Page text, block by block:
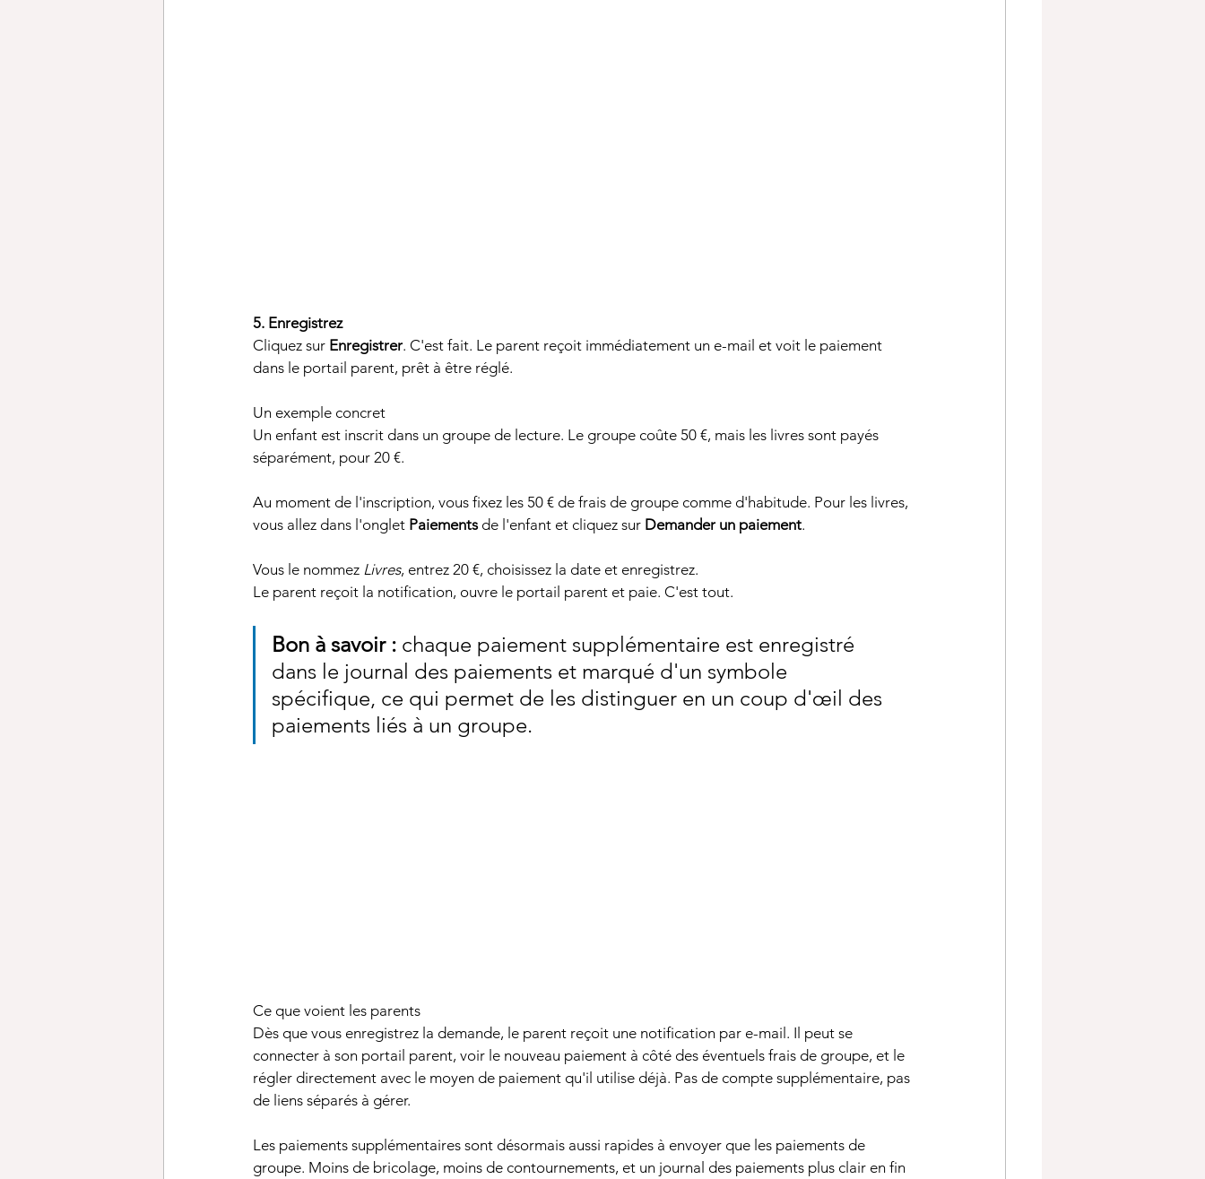
5. Enregistrez
Cliquez sur Enregistrer. C'est fait. Le parent reçoit immédiatement un e-mail et voit le paiement
dans le portail parent, prêt à être réglé.
Un exemple concret
Un enfant est inscrit dans un groupe de lecture. Le groupe coûte 50 €, mais les livres sont payés
séparément, pour 20 €.
Au moment de l'inscription, vous fixez les 50 € de frais de groupe comme d'habitude. Pour les livres,
vous allez dans l'onglet Paiements de l'enfant et cliquez sur Demander un paiement.
Vous le nommez Livres, entrez 20 €, choisissez la date et enregistrez.
Le parent reçoit la notification, ouvre le portail parent et paie. C'est tout.
Bon à savoir : chaque paiement supplémentaire est enregistré
dans le journal des paiements et marqué d'un symbole
spécifique, ce qui permet de les distinguer en un coup d'œil des
paiements liés à un groupe.
Ce que voient les parents
Dès que vous enregistrez la demande, le parent reçoit une notification par e-mail. Il peut se
connecter à son portail parent, voir le nouveau paiement à côté des éventuels frais de groupe, et le
régler directement avec le moyen de paiement qu'il utilise déjà. Pas de compte supplémentaire, pas
de liens séparés à gérer.
Les paiements supplémentaires sont désormais aussi rapides à envoyer que les paiements de
groupe. Moins de bricolage, moins de contournements, et un journal des paiements plus clair en fin